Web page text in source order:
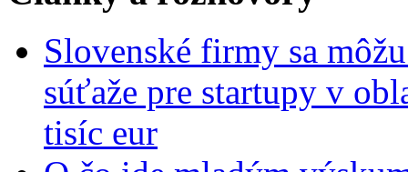
Slovenské firmy sa
súťaže pre startupy v
tisíc eur